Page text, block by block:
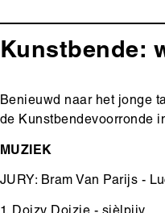
Kunstbende:
Body
Benieuwd naar het jonge
de Kunstbendevoorronde
MUZIEK
JURY: Bram Van Parijs -